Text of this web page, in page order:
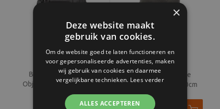
B.I.G. Kalahari Swave
Objectiefkoker 9 x 15cm
B.I.G. Kalahari Swave
Objectiefkoker 9 x 20cm
×
Deze website maakt
gebruik van cookies.
Om de website goed te laten functioneren en
voor gepersonaliseerde advertenties, maken
wij gebruik van cookies en daarmee
vergelijkbare technieken. Lees verder
ALLES ACCEPTEREN